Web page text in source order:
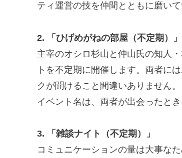
ティ運営の技を仲間とともに磨いて
2. 「ひげめがねの部屋（不定期）」
主宰のオシロ杉山と仲山氏の知人
トを不定期に開催します。両者に
クが聞けること間違いありません。
イベント名は、両者が出会ったと
3. 「雑談ナイト（不定期）」
コミュニケーションの量は大事な